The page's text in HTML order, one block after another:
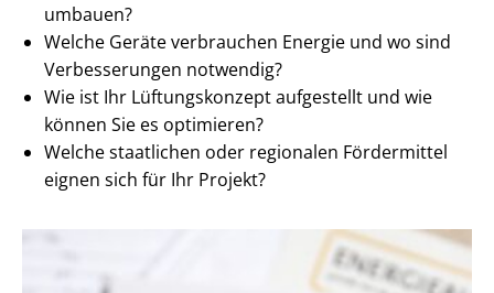
umbauen?
Welche Geräte verbrauchen Energie und wo sind
Verbesserungen notwendig?
Wie ist Ihr Lüftungskonzept aufgestellt und wie
können Sie es optimieren?
Welche staatlichen oder regionalen Fördermittel
eignen sich für Ihr Projekt?